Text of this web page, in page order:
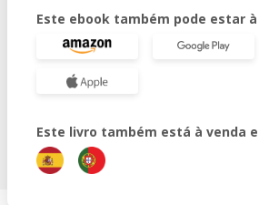
Este ebook também pode estar à
Este livro também está à venda